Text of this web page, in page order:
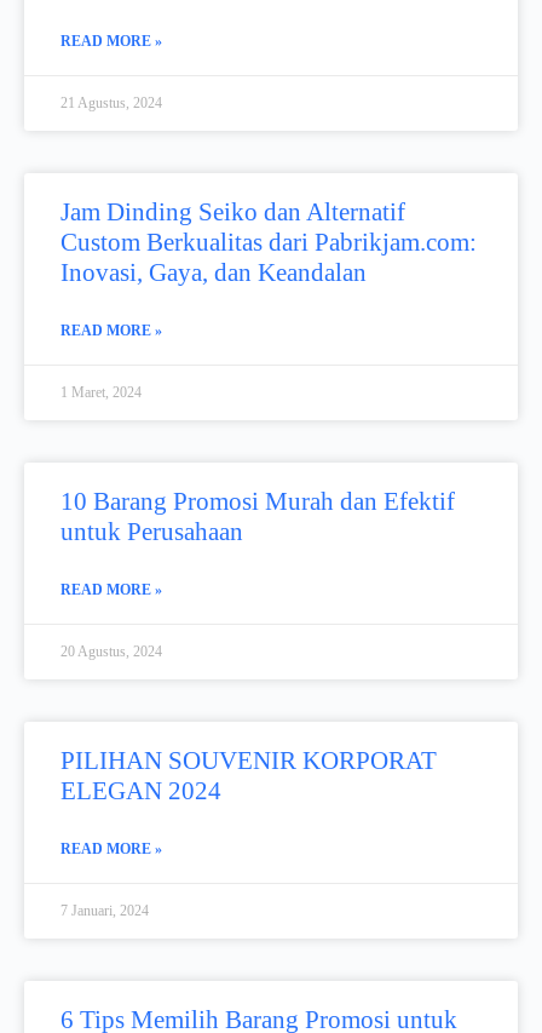
READ MORE »
21 Agustus, 2024
Jam Dinding Seiko dan Alternatif
Custom Berkualitas dari Pabrikjam.com:
Inovasi, Gaya, dan Keandalan
READ MORE »
1 Maret, 2024
10 Barang Promosi Murah dan Efektif
untuk Perusahaan
READ MORE »
20 Agustus, 2024
PILIHAN SOUVENIR KORPORAT
ELEGAN 2024​
READ MORE »
7 Januari, 2024
6 Tips Memilih Barang Promosi untuk